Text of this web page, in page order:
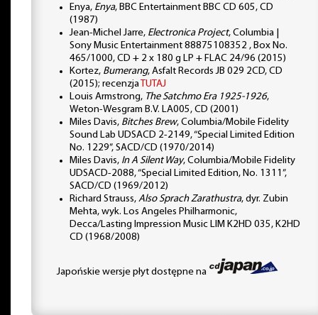
Enya, Enya, BBC Entertainment BBC CD 605, CD
(1987)
Jean-Michel Jarre, Electronica Project, Columbia |
Sony Music Entertainment 88875108352 , Box No.
465/1000, CD + 2 x 180 g LP + FLAC 24/96 (2015)
Kortez, Bumerang, Asfalt Records JB 029 2CD, CD
(2015); recenzja TUTAJ
Louis Armstrong, The Satchmo Era 1925-1926,
Weton-Wesgram B.V. LA005, CD (2001)
Miles Davis, Bitches Brew, Columbia/Mobile Fidelity
Sound Lab UDSACD 2-2149, “Special Limited Edition
No. 1229”, SACD/CD (1970/2014)
Miles Davis, In A Silent Way, Columbia/Mobile Fidelity
UDSACD-2088, “Special Limited Edition, No. 1311”,
SACD/CD (1969/2012)
Richard Strauss, Also Sprach Zarathustra, dyr. Zubin
Mehta, wyk. Los Angeles Philharmonic,
Decca/Lasting Impression Music LIM K2HD 035, K2HD
CD (1968/2008)
Japońskie wersje płyt dostępne na